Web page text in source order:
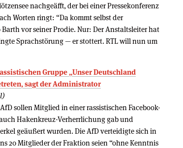
nachgeäfft, der bei einer Pressekonferenz
Worten ringt: “Da kommt selbst der
vor seiner Prodie. Nur: Der Anstaltsleiter hat
Sprachstörung — er stottert. RTL will nun um
Gruppe „Unser Deutschland
sagt der Administrator
sollen Mitglied in einer rassistischen Facebook-
Hakenkreuz-Verherrlichung gab und
geäußert wurden. Die AfD verteidigte sich in
20 Mitglieder der Fraktion seien “ohne Kenntnis